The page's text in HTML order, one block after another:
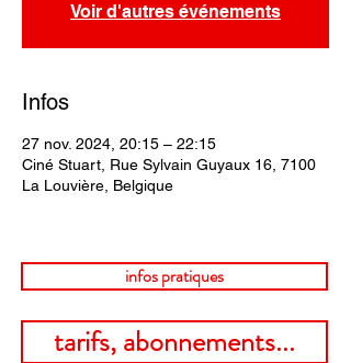
Voir d'autres événements
Infos
27 nov. 2024, 20:15 – 22:15
Ciné Stuart, Rue Sylvain Guyaux 16, 7100
La Louvière, Belgique
infos pratiques
tarifs, abonnements...